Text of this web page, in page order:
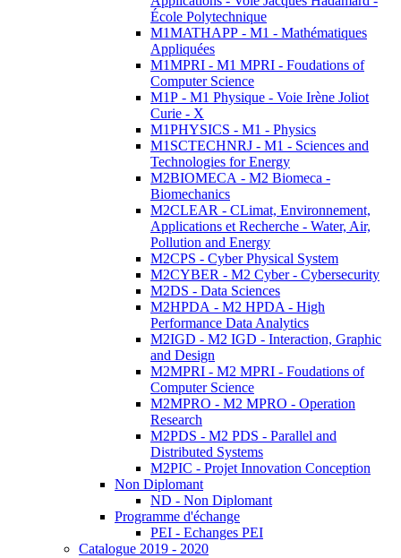
École Polytechnique
M1MATHAPP - M1 - Mathématiques
Appliquées
M1MPRI - M1 MPRI - Foudations of
Computer Science
M1P - M1 Physique - Voie Irène Joliot
Curie - X
M1PHYSICS - M1 - Physics
M1SCTECHNRJ - M1 - Sciences and
Technologies for Energy
M2BIOMECA - M2 Biomeca -
Biomechanics
M2CLEAR - CLimat, Environnement,
Applications et Recherche - Water, Air,
Pollution and Energy
M2CPS - Cyber Physical System
M2CYBER - M2 Cyber - Cybersecurity
M2DS - Data Sciences
M2HPDA - M2 HPDA - High
Performance Data Analytics
M2IGD - M2 IGD - Interaction, Graphic
and Design
M2MPRI - M2 MPRI - Foudations of
Computer Science
M2MPRO - M2 MPRO - Operation
Research
M2PDS - M2 PDS - Parallel and
Distributed Systems
M2PIC - Projet Innovation Conception
Non Diplomant
ND - Non Diplomant
Programme d'échange
PEI - Echanges PEI
Catalogue 2019 - 2020